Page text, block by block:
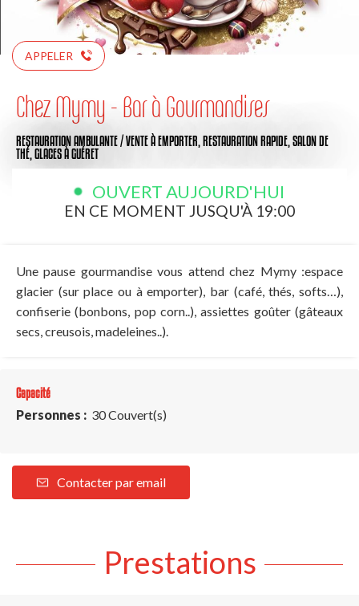
APPELER
Chez Mymy - Bar à Gourmandises
RESTAURATION AMBULANTE / VENTE À EMPORTER, RESTAURATION RAPIDE, SALON DE
THÉ, GLACESÀ GUÉRET
OUVERT AUJOURD'HUI
EN CE MOMENT JUSQU'À 19:00
Une pause gourmandise vous attend chez Mymy :espace
glacier (sur place ou à emporter), bar (café, thés, softs…),
confiserie (bonbons, pop corn..), assiettes goûter (gâteaux
secs, creusois, madeleines..).
Capacité
Personnes : 30 Couvert(s)
Contacter par email
Prestations